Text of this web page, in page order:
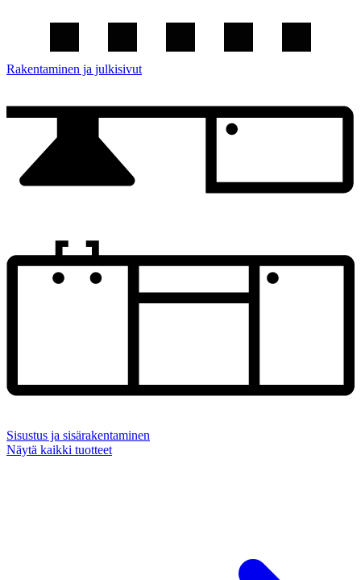
Rakentaminen ja julkisivut
Sisustus ja sisärakentaminen
Näytä kaikki tuotteet